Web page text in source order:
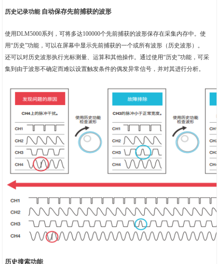
历史记录功能 自动保存先前捕获的波形
使用DLM5000系列，可将多达100000个先前捕获的波形保存在采集内存中。使
用“历史”功能，可以在屏幕中显示先前捕获的一个或所有波形（历史波形）。
还可以对历史波形执行光标测量、运算和其他操作。通过使用“历史”功能，可采
集到由于波形不确定而难以设置触发条件的偶发异常信号，并对其进行分析。
历史搜索功能